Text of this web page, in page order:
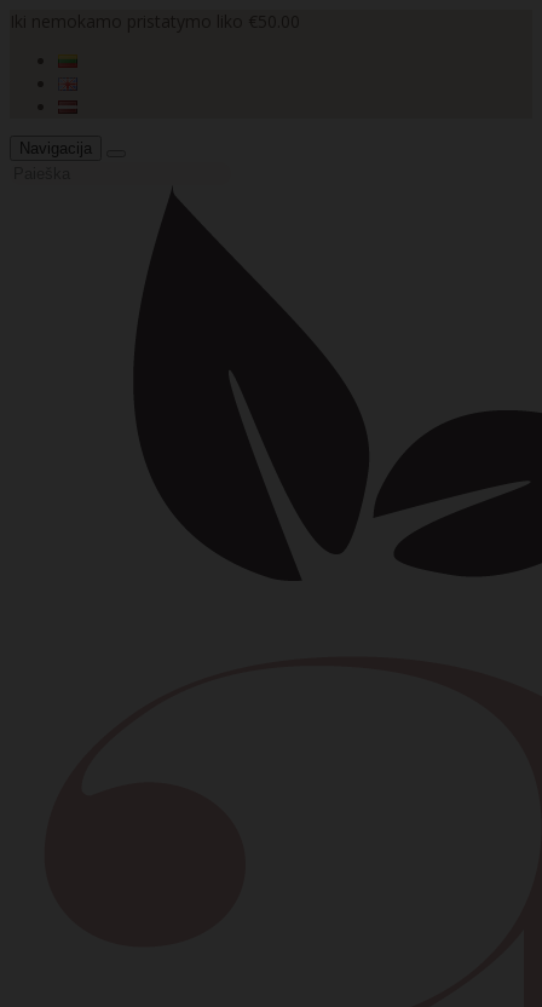
Navigacija